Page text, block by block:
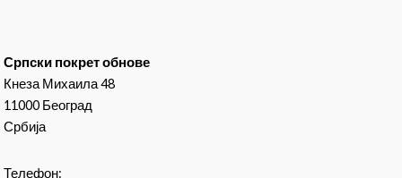
Српски покрет обнове
Кнеза Михаила 48
11000 Београд
Србија
Телефон: